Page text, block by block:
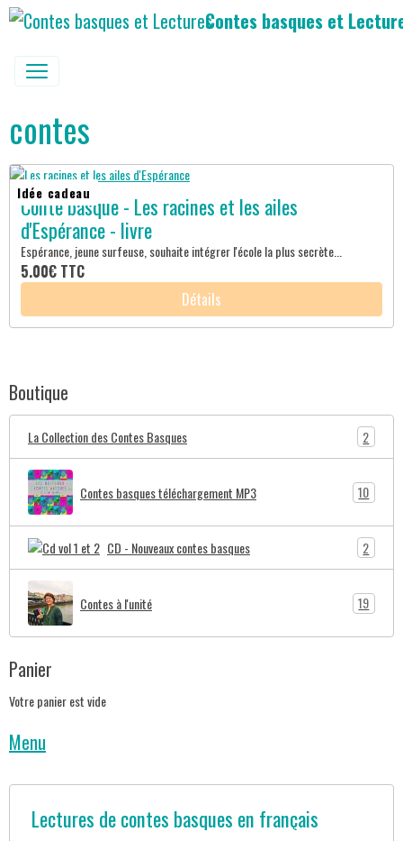
Contes basques et
contes
Idée cadeau
Conte basque - Les racines et les ailes
d'Espérance - livre
Espérance, jeune surfeuse, souhaite intégrer l'école la plus secrète...
5.00€ TTC
Détails
Boutique
La Collection des Contes Basques 2
Contes basques téléchargement MP3 10
CD - Nouveaux contes basques 2
Contes à l'unité 19
Panier
Votre panier est vide
Menu
Lectures de contes basques en français